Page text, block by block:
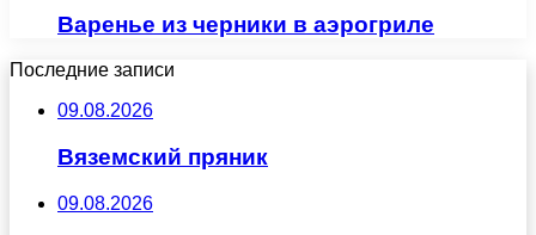
Варенье из черники в аэрогриле
Последние записи
09.08.2026
Вяземский пряник
09.08.2026